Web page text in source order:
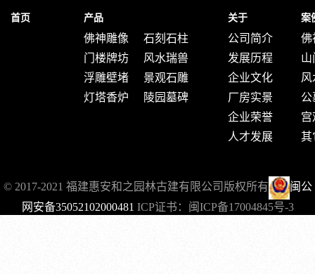
首页 产品
佛神雕像
门楼牌坊
浮雕壁堵
灯塔香炉
石刻石柱
风水瑞兽
景观石雕
陵园墓碑
关于
公司简介
发展历程
企业文化
厂房实景
企业荣誉
人才发展
案
佛
山
风
公
宫
其
© 2017-2021 福建惠安和之园林古建有限公司版权所有
闽公
网安备35052102000481 ICP证书： 闽ICP备17004845号-3